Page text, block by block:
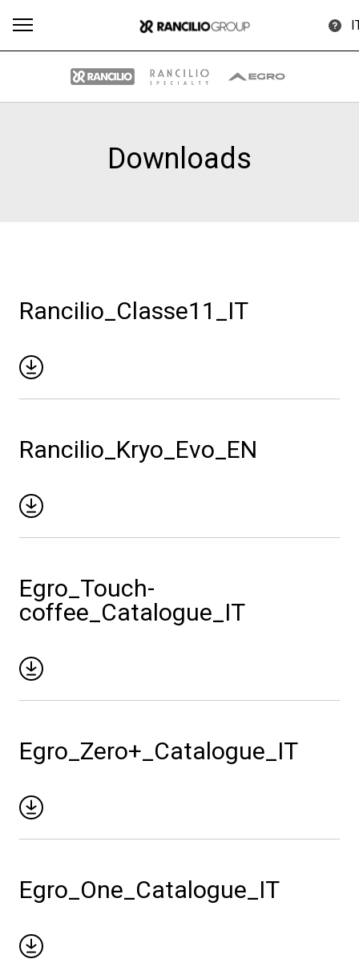
Downloads
Rancilio_Classe11_IT
Rancilio_Kryo_Evo_EN
Egro_Touch-
coffee_Catalogue_IT
Egro_Zero+_Catalogue_IT
Egro_One_Catalogue_IT
Prodotti News Download
News
La nostra storia
I nostri Lab
Connect
Contattaci
Privacy Policy